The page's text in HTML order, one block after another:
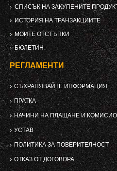
СПИСЪК НА ЗАКУПЕНИТЕ
ИСТОРИЯ НА ТРАНЗАКЦИИТЕ
МОИТЕ ОТСТЪПКИ
БЮЛЕТИН
РЕГЛАМЕНТИ
СЪХРАНЯВАЙТЕ ИНФОРМАЦИЯ
ПРАТКА
НАЧИНИ НА ПЛАЩАНЕ И
УСТАВ
ПОЛИТИКА ЗА ПОВЕРИТЕЛНОСТ
ОТКАЗ ОТ ДОГОВОРА